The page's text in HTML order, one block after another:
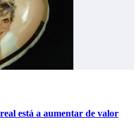
está a aumentar de valor